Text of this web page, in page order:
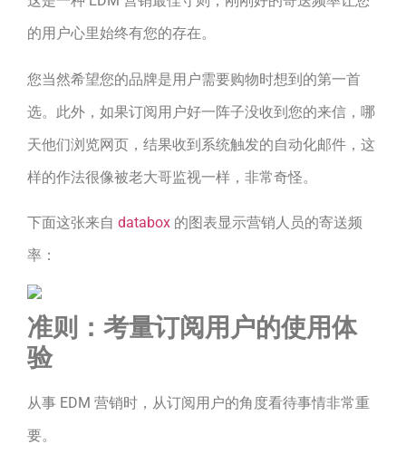
的用户心里始终有您的存在。
您当然希望您的品牌是用户需要购物时想到的第一首
选。此外，如果订阅用户好一阵子没收到您的来信，哪
天他们浏览网页，结果收到系统触发的自动化邮件，这
样的作法很像被老大哥监视一样，非常奇怪。
下面这张来自 databox 的图表显示营销人员的寄送频
率：
准则：考量订阅用户的使用体
验
从事 EDM 营销时，从订阅用户的角度看待事情非常重
要。